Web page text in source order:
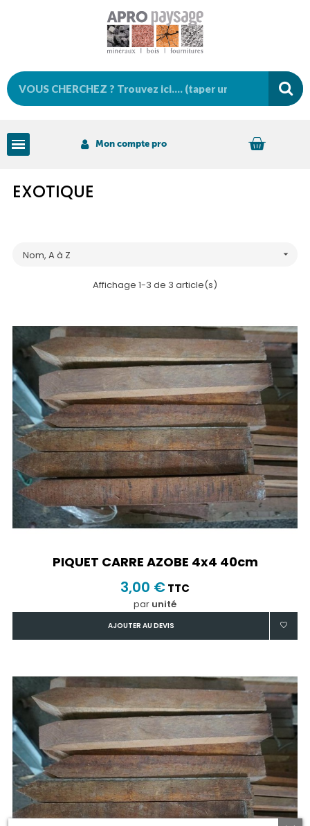
Mon compte pro
EXOTIQUE
Nom, A à Z 
Affichage 1-3 de 3 article(s)
PIQUET CARRE AZOBE 4x4 40cm
3,00 €TTC
par unité
AJOUTER AU DEVIS